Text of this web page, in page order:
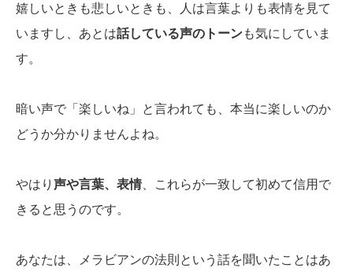
嬉しいときも悲しいときも、人は言葉よりも表情を見て
いますし、あとは話している声のトーンも気にしていま
す。
暗い声で「楽しいね」と言われても、本当に楽しいのか
どうか分かりませんよね。
やはり 声や言葉、表情、これらが一致して初めて信用で
きると思うのです。
あなたは、メラビアンの法則という話を聞いたことはあ